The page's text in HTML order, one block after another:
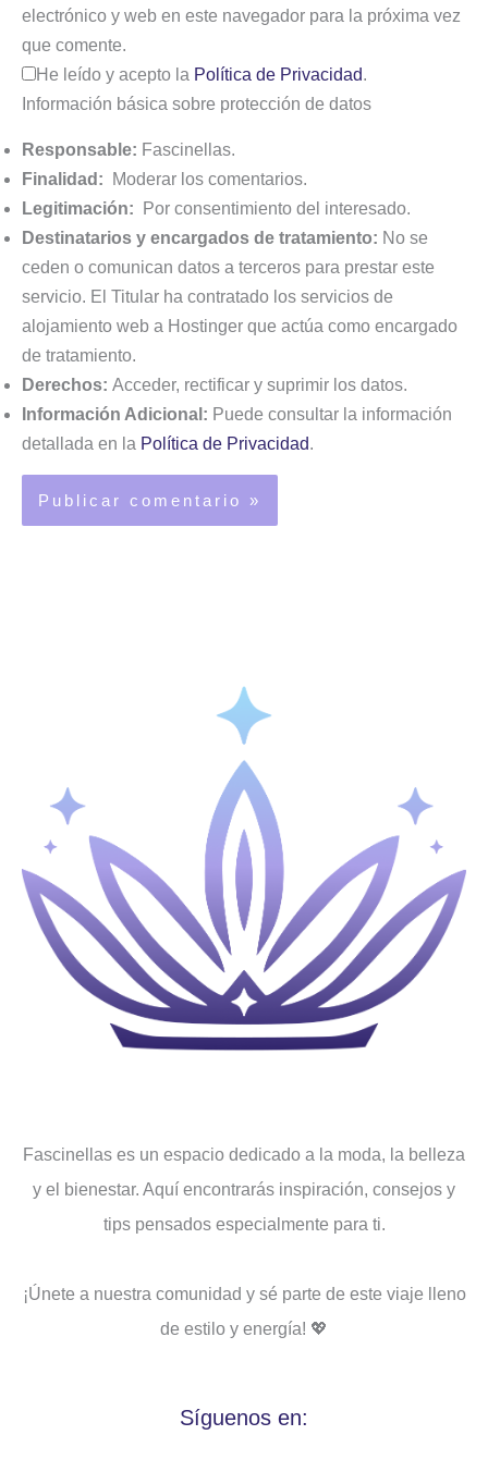
electrónico y web en este navegador para la próxima vez
que comente.
He leído y acepto la Política de Privacidad.
Información básica sobre protección de datos
Responsable: Fascinellas.
Finalidad: Moderar los comentarios.
Legitimación: Por consentimiento del interesado.
Destinatarios y encargados de tratamiento: No se
ceden o comunican datos a terceros para prestar este
servicio. El Titular ha contratado los servicios de
alojamiento web a Hostinger que actúa como encargado
de tratamiento.
Derechos: Acceder, rectificar y suprimir los datos.
Información Adicional: Puede consultar la información
detallada en la Política de Privacidad.
Fascinellas es un espacio dedicado a la moda, la belleza
y el bienestar. Aquí encontrarás inspiración, consejos y
tips pensados ​​especialmente para ti.
¡Únete a nuestra comunidad y sé parte de este viaje lleno
de estilo y energía! 💖
Síguenos en: